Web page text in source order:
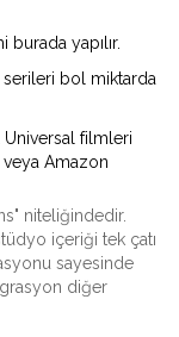
yapılır.
serileri bol miktarda
Universal filmleri
Amazon
niteliğindedir.
içeriği tek çatı
sayesinde
diğer